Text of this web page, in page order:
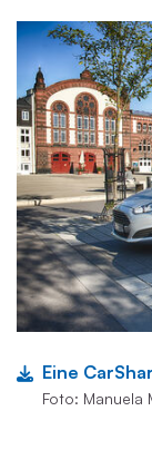
Eine
Foto: Manuela